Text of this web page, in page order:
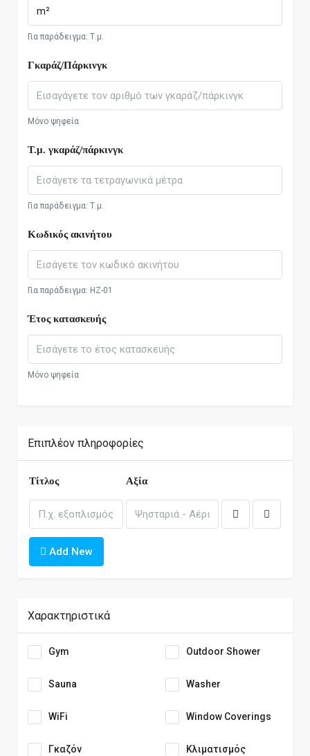
Για παράδειγμα: Τ.μ.
Γκαράζ/Πάρκινγκ
Μόνο ψηφεία
Τ.μ. γκαράζ/πάρκινγκ
Για παράδειγμα: Τ.μ.
Κωδικός ακινήτου
Για παράδειγμα: HZ-01
Έτος κατασκευής
Μόνο ψηφεία
Επιπλέον πληροφορίες
Τίτλος Αξία
Add New
Χαρακτηριστικά
Gym Outdoor Shower
Sauna Washer
WiFi Window Coverings
Γκαζόν Κλιματισμός